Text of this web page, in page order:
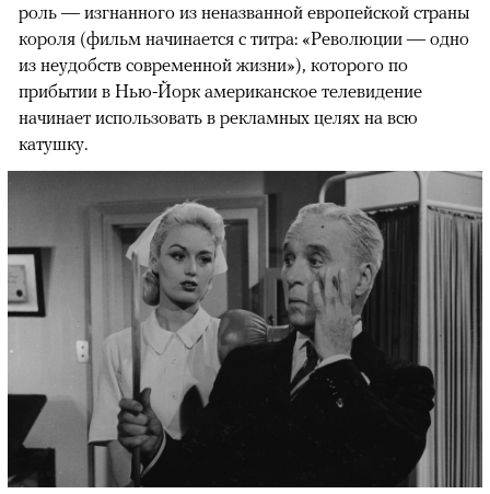
роль — изгнанного из неназванной европейской страны
короля (фильм начинается с титра: «Революции — одно
из неудобств современной жизни»), которого по
прибытии в Нью-Йорк американское телевидение
начинает использовать в рекламных целях на всю
катушку.